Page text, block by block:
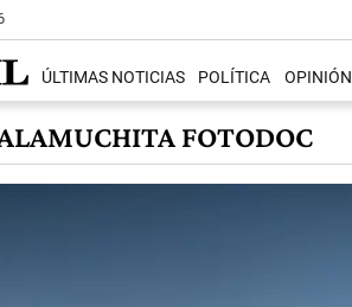
ÚLTIMAS NOTICIAS POLÍTICA OPINIÓN
FOTODOC